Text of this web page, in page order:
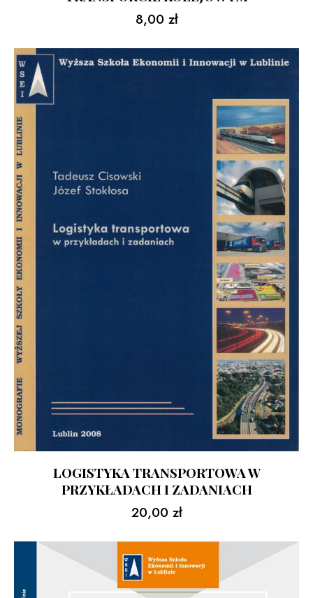
8,00 zł
LOGISTYKA TRANSPORTOWA W
PRZYKŁADACH I ZADANIACH
20,00 zł